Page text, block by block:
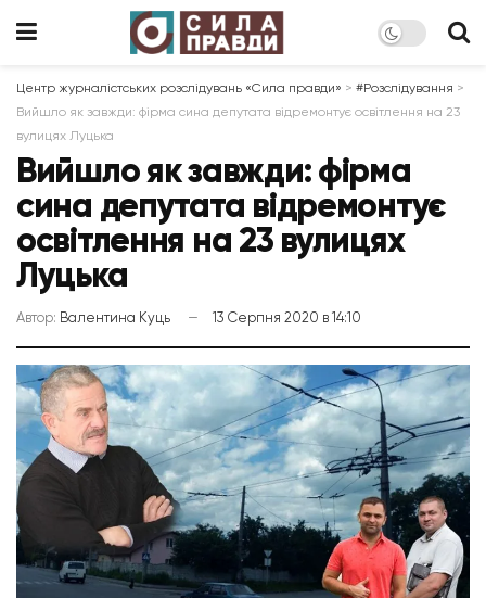
Центр журналістських розслідувань «Сила правди» > #Розслідування >
Вийшло як завжди: фірма сина депутата відремонтує освітлення на 23
вулицях Луцька
Вийшло як завжди: фірма
сина депутата відремонтує
освітлення на 23 вулицях
Луцька
Автор: Валентина Куць 13 Серпня 2020 в 14:10